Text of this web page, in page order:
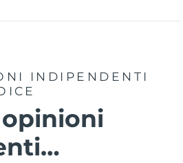
INDIPENDENTI